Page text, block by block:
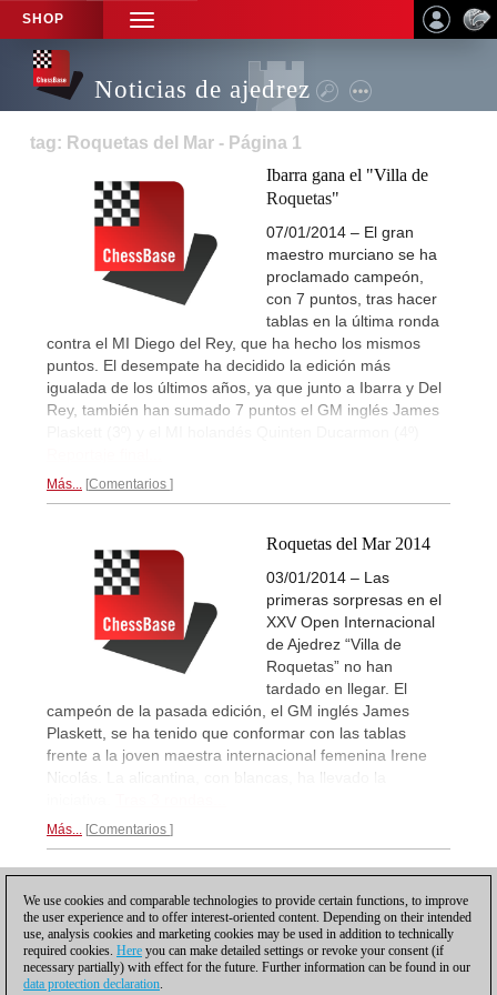
SHOP
TOGGLE
NAVIGATION
Noticias de ajedrez
tag: Roquetas del Mar - Página 1
Ibarra gana el "Villa de
Roquetas"
07/01/2014 – El gran
maestro murciano se ha
proclamado campeón,
con 7 puntos, tras hacer
tablas en la última ronda
contra el MI Diego del Rey, que ha hecho los mismos
puntos. El desempate ha decidido la edición más
igualada de los últimos años, ya que junto a Ibarra y Del
Rey, también han sumado 7 puntos el GM inglés James
Más... Comentarios
Roquetas del Mar 2014
03/01/2014 – Las
primeras sorpresas en el
XXV Open Internacional
de Ajedrez “Villa de
Roquetas” no han
tardado en llegar. El
campeón de la pasada edición, el GM inglés James
Plaskett, se ha tenido que conformar con las tablas
frente a la joven maestra internacional femenina Irene
Nicolás. La alicantina, con blancas, ha llevado la
Más... Comentarios
We use cookies and comparable technologies to provide certain functions, to improve
the user experience and to offer interest-oriented content. Depending on their intended
use, analysis cookies and marketing cookies may be used in addition to technically
required cookies. Here you can make detailed settings or revoke your consent (if
necessary partially) with effect for the future. Further information can be found in our
data protection declaration.